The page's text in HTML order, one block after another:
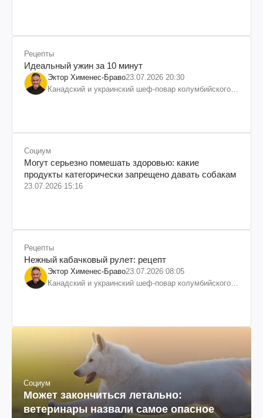
Рецепты
Идеальный ужин за 10 минут
Эктор Хименес-Браво23.07.2026 20:30
Канадский и украинский шеф-повар колумбийского
Социум
Могут серьезно помешать здоровью: какие
продукты категорически запрещено давать собакам
23.07.2026 15:16
Рецепты
Нежный кабачковый рулет: рецепт
Эктор Хименес-Браво23.07.2026 08:05
Канадский и украинский шеф-повар колумбийского
Социум
Может закончиться летально:
ветеринары назвали самое опасное